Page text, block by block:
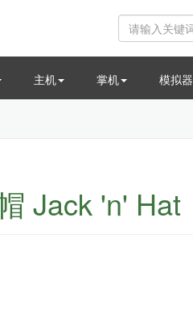
主机 掌机 模拟器
Jack 'n' Hat